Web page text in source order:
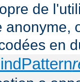
de
anonyme,
en